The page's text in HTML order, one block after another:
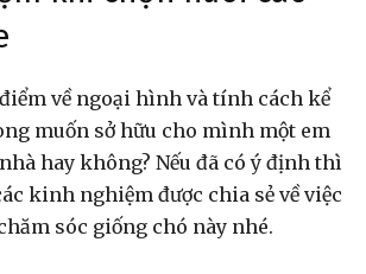
về ngoại hình và tính cách kể
muốn sở hữu cho mình một em
hay không? Nếu đã có ý định thì
kinh nghiệm được chia sẻ về việc
sóc giống chó này nhé.